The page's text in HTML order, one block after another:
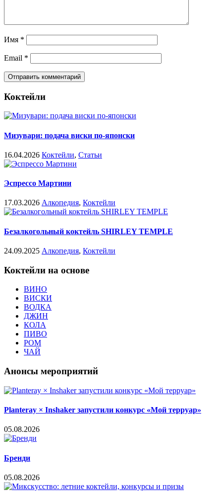
Имя *
Email *
Коктейли
Мизувари: подача виски по-японски
16.04.2026 Коктейли, Статьи
Эспрессо Мартини
17.03.2026 Алкопедия, Коктейли
Безалкогольный коктейль SHIRLEY TEMPLE
24.09.2025 Алкопедия, Коктейли
Коктейли на основе
ВИНО
ВИСКИ
ВОДКА
ДЖИН
КОЛА
ПИВО
РОМ
ЧАЙ
Анонсы мероприятий
Planteray × Inshaker запустили конкурс «Мой терруар»
05.08.2026
Бренди
05.08.2026